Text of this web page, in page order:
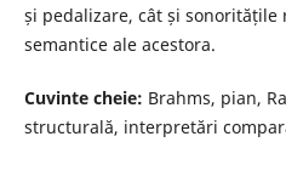
și pedalizare, cât și
semantice ale acestora.
Cuvinte cheie: Brahms, pian,
structurală, interpretări